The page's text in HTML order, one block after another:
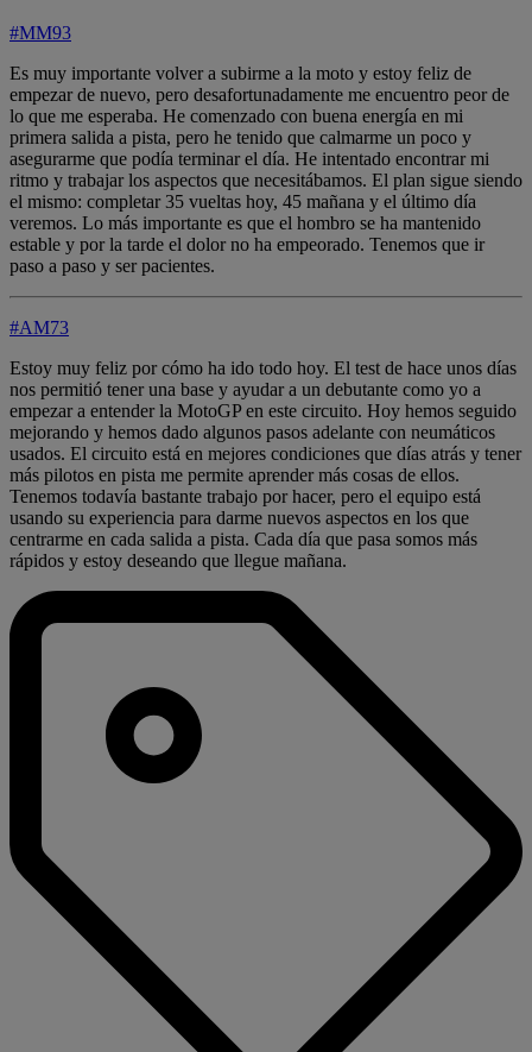
#MM93
Es muy importante volver a subirme a la moto y estoy feliz de
empezar de nuevo, pero desafortunadamente me encuentro peor de
lo que me esperaba. He comenzado con buena energía en mi
primera salida a pista, pero he tenido que calmarme un poco y
asegurarme que podía terminar el día. He intentado encontrar mi
ritmo y trabajar los aspectos que necesitábamos. El plan sigue siendo
el mismo: completar 35 vueltas hoy, 45 mañana y el último día
veremos. Lo más importante es que el hombro se ha mantenido
estable y por la tarde el dolor no ha empeorado. Tenemos que ir
paso a paso y ser pacientes.
#AM73
Estoy muy feliz por cómo ha ido todo hoy. El test de hace unos días
nos permitió tener una base y ayudar a un debutante como yo a
empezar a entender la MotoGP en este circuito. Hoy hemos seguido
mejorando y hemos dado algunos pasos adelante con neumáticos
usados. El circuito está en mejores condiciones que días atrás y tener
más pilotos en pista me permite aprender más cosas de ellos.
Tenemos todavía bastante trabajo por hacer, pero el equipo está
usando su experiencia para darme nuevos aspectos en los que
centrarme en cada salida a pista. Cada día que pasa somos más
rápidos y estoy deseando que llegue mañana.